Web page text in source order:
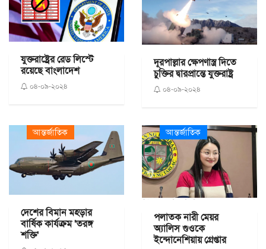
যুক্তরাষ্ট্রের রেড লিস্টে
রয়েছে বাংলাদেশ
০৪-০৯-২০২৪
দূরপাল্লার ক্ষেপণাস্ত্র দিতে
চুক্তির দ্বারপ্রান্তে যুক্তরাষ্ট্র
০৪-০৯-২০২৪
আন্তর্জাতিক
দেশের বিমান মহড়ার
বার্ষিক কার্যক্রম 'তরঙ্গ
শক্তি'
আন্তর্জাতিক
পলাতক নারী মেয়র
অ্যালিস গুওকে
ইন্দোনেশিয়ায় গ্রেপ্তার